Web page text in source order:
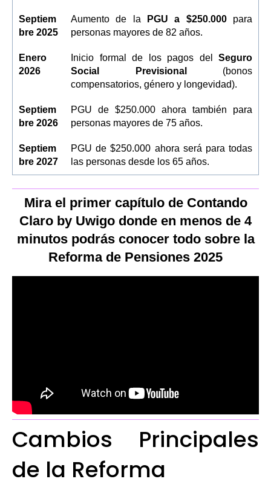
Septiem
bre 2025
Aumento de la PGU a $250.000para
personas mayores de 82 años.
Enero
2026
Inicio formal de los pagos del Seguro
Social Previsional
(bonos
compensatorios, género y longevidad).
Septiem
bre 2026
PGU de $250.000 ahora también para
personas mayores de 75 años.
Septiem
bre 2027
PGU de $250.000 ahora será para todas
las personas desde los 65 años.
Mira el primer capítulo de Contando
Claro by Uwigo donde en menos de 4
minutos podrás conocer todo sobre la
Reforma de Pensiones 2025
Cambios Principales
de la Reforma